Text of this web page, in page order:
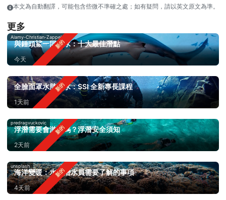
本文為自動翻譯，可能包含些微不準確之處；如有疑問，請以英文原文為準。
更多
Alamy-Christian-Zappel
與錘頭鯊一同潛水：十大最佳潛點
今天
全臉面罩水肺潛水：SSI 全新專長課程
1天前
predragvuckovic
浮潛需要會游泳嗎？浮潛安全須知
2天前
unsplash
海洋變暖：水肺潛水員需要了解的事項
4天前